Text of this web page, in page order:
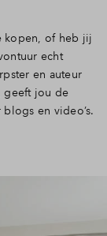
kopen, of heb jij
echt
en auteur
geeft jou de
en video’s.